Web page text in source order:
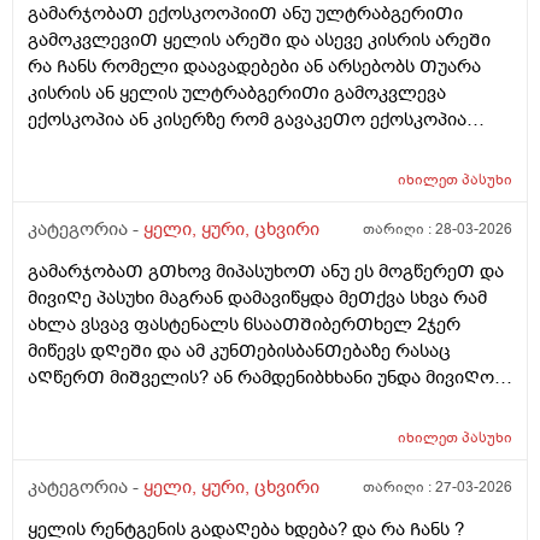
40დᲦისუკანაც ვიყავი ცუდად და ვსვავდი წამლებს და
37.2 სულ მქონდა სიცხებმაგრამ არაფერიარ
მაწუხებდა აᲗასᲨი ერᲗხელ ყელი
Თუბწამომტკივდებოდა დორიტრიცინი დავლიე
მაᲨინდა გამიარა ამავდროულად 35-40დᲦისუკან კიდე
ვიტამინების კომპლექსი დᲦეᲨი ორჯერ ვსვავდი
Ჩავიტარე მაგრამ კიდე Შემხვდა რატო ხდება ესე და
რისი ბრალიაბარადა 27წლის ბიᲭი ვარდა ესე
წარამარა გაციება როცა ვიტამინებს იᲦებბ რისი
ბრალია ან როცა სხვა დროს გაციების ვირუსის დროს
37.6ზე დაბალი არმქონია ან უფრო მაᲦალი
მქონიაბსიცხე სხვა დროს ახლა 37.2 37.1 37.00 ან37. 3
დარავი და Თან სისუსტე მაქვს საᲨინელი რაგცაზე
მოხდებოდა 10წუᲗისნწინ სიცხე გავიზომე და 37.2
Შეხხურება Შემცივნება ᲗიᲗქოსბᲫვლების ტეხვა და
37.8მქონდა რო გავიზომე და ეს ყველაფერი რისი
გამარჯობაᲗ ექოსკოოპიიᲗ ანუ ულტრაბგერიᲗი
გამოკვლევიᲗ ყელის არეᲨი და ასევე კისრის არეᲨი
რა Ჩანს რომელი დაავადებები ან არსებობს Თუარა
კისრის ან ყელის ულტრაბგერიᲗი გამოკვლევა
ექოსკოპია ან კისერზე რომ გავაკეᲗო ექოსკოპია
კისერზე ან სხვა პაᲗოლოგია ან წანაზარდი
დავადებები?????
იხილეთპასუხი
კატეგორია - ყელი, ყური, ცხვირი თარიღი :28-03-2026
გამარჯობაᲗ გᲗხოვ მიპასუხოᲗ ანუ ეს მოგწერეᲗ და
მივიᲦე პასუხი მაგრან დამავიწყდა მეᲗქვა სხვა რამ
ახლა ვსვავ ფასტენალს 6სააᲗᲨიბერᲗხელ 2ჯერ
მიწევს დᲦეᲨი და ამ კუნᲗებისბანᲗებაზე რასაც
აᲦწერᲗ მიᲨველის? ან რამდენიბხხანი უნდა მივიᲦო
>>>>გამარჯობაᲗ მოკლედ ესეᲗი რამეა დილიᲗ რომ
რო არ მივლიდა ხელსრო ვივლებდიდა ვიზელდი არ
იხილეთპასუხი
კატეგორია - ყელი, ყური, ცხვირი თარიღი :27-03-2026
ყელის რენტგენის გადაᲦება ხდება? და რა Ჩანს ?